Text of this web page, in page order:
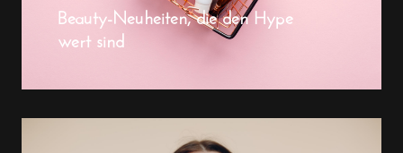
Beauty-Neuheiten, die den Hype
wert sind